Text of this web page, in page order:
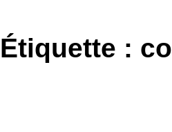
au
contenu
Étiquette :